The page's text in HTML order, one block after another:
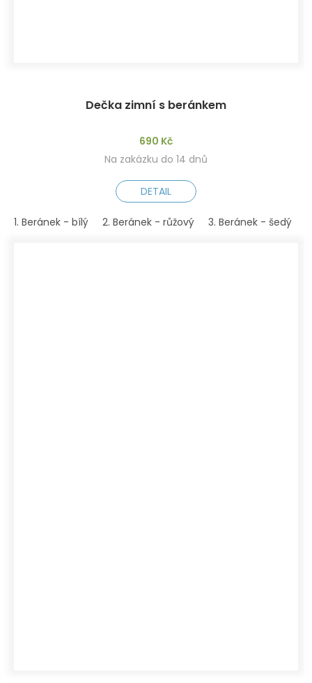
Dečka zimní s beránkem
690 Kč
Na zakázku do 14 dnů
DETAIL
1. Beránek - bílý 2. Beránek - růžový 3. Beránek - šedý